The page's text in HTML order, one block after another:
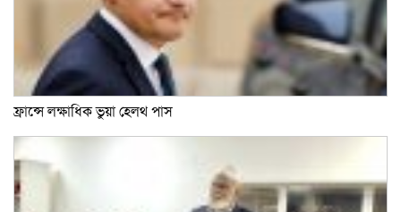
ফ্রান্সে লক্ষাধিক ভুয়া হেলথ পাস